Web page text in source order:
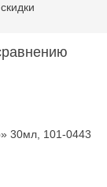
30мл, 101-0443